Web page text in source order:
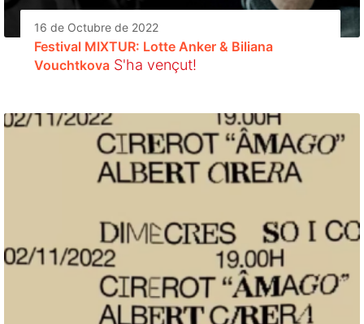
16 de Octubre de 2022
Festival MIXTUR: Lotte Anker & Biliana
Vouchtkova S'ha vençut!